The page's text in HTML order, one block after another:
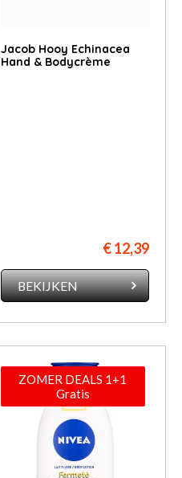
Jacob Hooy Echinacea
Hand & Bodycrème
€ 12,39
BEKIJKEN
ZOMER DEALS 1+1
Gratis